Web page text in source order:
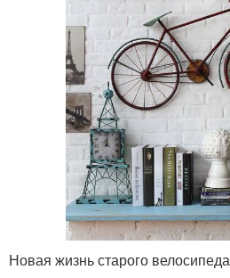
Новая жизнь старого велосипеда